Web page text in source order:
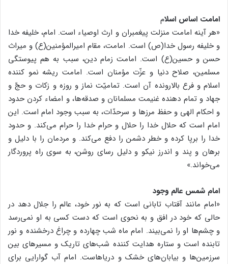
امامت اساس اسلام
«هر آینه امامت منزلت پیغمبران و ارث اوصیاء است. امام، خلیفه خدا
و خلیفه رسول خدا(ص) است. امامت، مقام امیرالمؤمنین(ع) و میراث
حسن و حسین(ع) است. امامت زمام دین، سبب به هم پیوستگی
مسلمین، صلاح دنیا و عزّت مؤمنان است. امامت ریشه نمو کننده
اسلام و فرع بالارونده آن است. تمامیّت نماز و روزه و زکات و حجّ و
جهاد و تمام دهنده غنیمت مسلمانان و صدقه‌ها، و امضاء کردن حدود
و احکام الهی و حفظ مرزها و سرحدّات، به سبب وجود امام است. این
امام است که حلال خدا را حلال و حرام خدا را حرام می‌کند. و حدود
خدا را برپا کرده و خطر دشمن را دفع می‌کند. و مردمان را با دلیل و
برهان و پند و اندرز نیکو و دلیل رسای روشن، به سوی راه پروردگار
می‌خواند.»
امام شمس عالم وجود
«امام مانند آفتاب تابانی است که به نور خود، عالم را جلال دهد در
حالی که خود در افق و به نحوی است که دست کسی به او نمی‌رسد
و چشم‌ها او را نمی‌بیند. امام ماه شب چهارده و چراغ درخشنده و نور
تابنده است و ستاره هدایت کننده شب‌های تاریک و مسیرهای بین
سرزمین‌ها و بیابان‌های خشک و دریاهاست. امام آب گوارایی برای